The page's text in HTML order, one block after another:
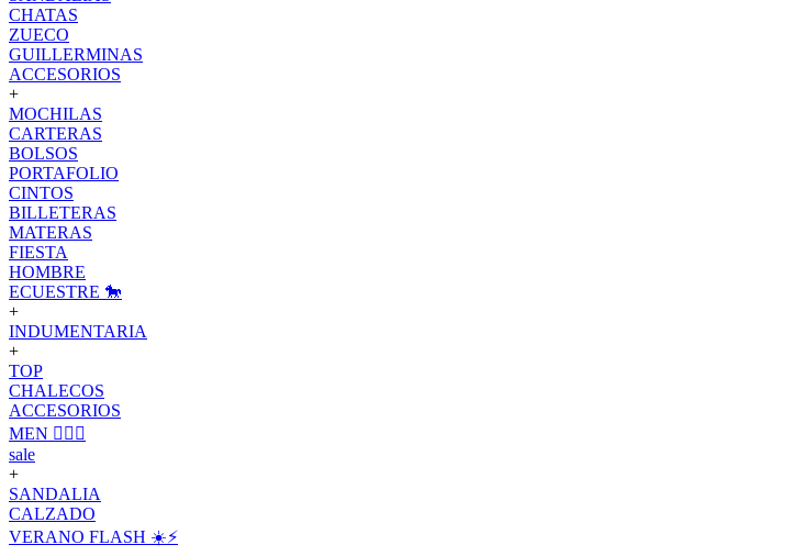
CHATAS
ZUECO
GUILLERMINAS
ACCESORIOS
+
MOCHILAS
CARTERAS
BOLSOS
PORTAFOLIO
CINTOS
BILLETERAS
MATERAS
FIESTA
HOMBRE
ECUESTRE 🐎
+
INDUMENTARIA
+
TOP
CHALECOS
ACCESORIOS
MEN 🙋🏽‍♂️
sale
+
SANDALIA
CALZADO
VERANO FLASH ☀️⚡️